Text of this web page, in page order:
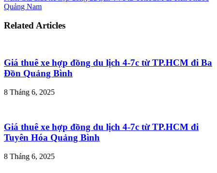
Quảng Nam
Related Articles
Giá thuê xe hợp đồng du lịch 4-7c từ TP.HCM đi Ba
Đồn Quảng Bình
8 Tháng 6, 2025
Giá thuê xe hợp đồng du lịch 4-7c từ TP.HCM đi
Tuyên Hóa Quảng Bình
8 Tháng 6, 2025